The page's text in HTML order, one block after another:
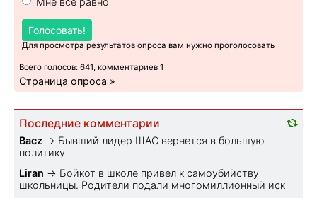
Голосовать!
Для просмотра результатов опроса вам нужно проголосовать
Всего голосов: 641, комментариев 1
Страница опроса »
Последние комментарии
Bacz → Бывший лидер ШАС вернется в большую
политику
Liran → Бойкот в школе привел к самоубийству
школьницы. Родители подали многомиллионный иск